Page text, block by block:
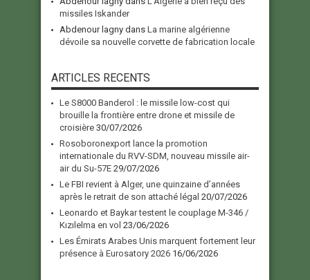
missiles Iskander
Abdenour lagny dans La marine algérienne
dévoile sa nouvelle corvette de fabrication locale
ARTICLES RECENTS
Le S8000 Banderol : le missile low-cost qui
brouille la frontière entre drone et missile de
croisière 30/07/2026
Rosoboronexport lance la promotion
internationale du RVV-SDM, nouveau missile air-
air du Su-57E 29/07/2026
Le FBI revient à Alger, une quinzaine d’années
après le retrait de son attaché légal 20/07/2026
Leonardo et Baykar testent le couplage M-346 /
Kızılelma en vol 23/06/2026
Les Émirats Arabes Unis marquent fortement leur
présence à Eurosatory 2026 16/06/2026